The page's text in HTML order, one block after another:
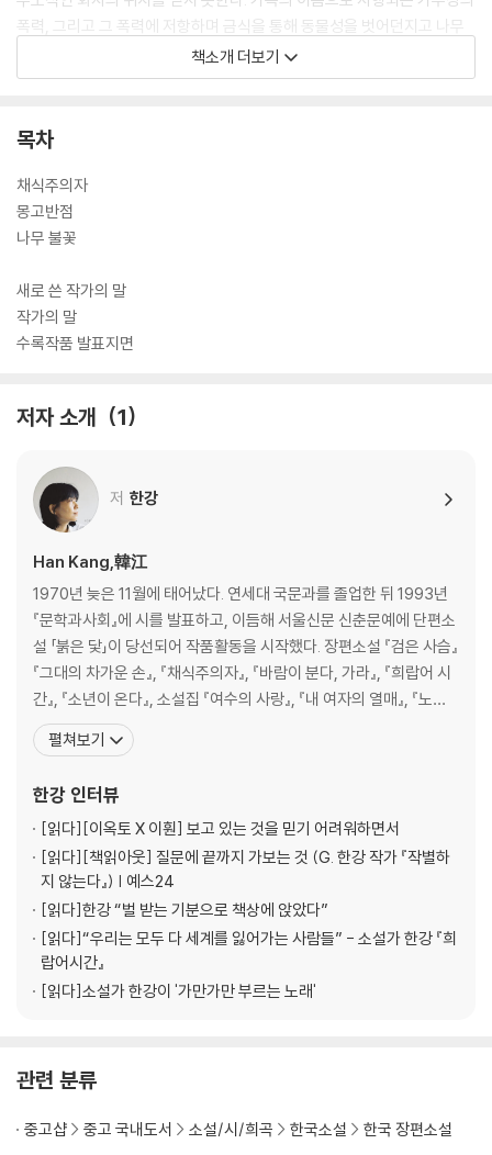
폭력, 그리고 그 폭력에 저항하며 금식을 통해 동물성을 벗어던지고 나무
가 되고자 한 영혜가 보여주는 식물적 상상력의 경지는 모든 세대 독자를
아우르며 더 크나큰 공명을 이루어낼 것이다.
책소개 더보기
목차
채식주의자
몽고반점
나무 불꽃
새로 쓴 작가의 말
작가의 말
수록작품 발표지면
저자 소개 1
저 한강
Han Kang,韓江
1970년 늦은 11월에 태어났다. 연세대 국문과를 졸업한 뒤 1993년
『문학과사회』에 시를 발표하고, 이듬해 서울신문 신춘문예에 단편소
설 「붉은 닻」이 당선되어 작품활동을 시작했다. 장편소설 『검은 사슴』
『그대의 차가운 손』, 『채식주의자』, 『바람이 분다, 가라』, 『희랍어 시
간』, 『소년이 온다』, 소설집 『여수의 사랑』, 『내 여자의 열매』, 『노랑
무늬영원』, 시집 『서랍에 저녁을 넣어 두었다』 등이 있다. 만해문학
상, 황순원문학상, 동리문학상, 이상문학상, 오늘의 젊은예술가상,
올해 영미판 출간
펼쳐보기
한강 인터뷰
[읽다][이옥토 X 이훤] 보고 있는 것을 믿기 어려워하면서
[읽다][책읽아웃] 질문에 끝까지 가보는 것 (G. 한강 작가 『작별하
지 않는다』) | 예스24
[읽다]한강 “벌 받는 기분으로 책상에 앉았다”
[읽다]“우리는 모두 다 세계를 잃어가는 사람들” - 소설가 한강 『희
랍어시간』
[읽다]소설가 한강이 '가만가만 부르는 노래'
관련 분류
중고샵 중고 국내도서 소설/시/희곡 한국소설 한국 장편소설